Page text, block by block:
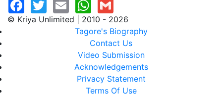
© Kriya Unlimited | 2010 - 2026
Tagore's Biography
Contact Us
Video Submission
Acknowledgements
Privacy Statement
Terms Of Use